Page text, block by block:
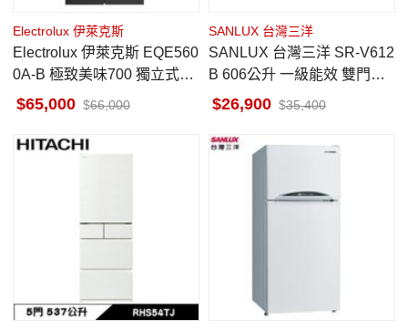
Electrolux 伊萊克斯
Electrolux 伊萊克斯 EQE560
0A-B 極致美味700 獨立式四
門對開冰箱 545公升
65,000 66,000
SANLUX 台灣三洋
SANLUX 台灣三洋 SR-V612
B 606公升 一級能效 雙門電
冰箱 -3°C微凍室
26,900 35,400